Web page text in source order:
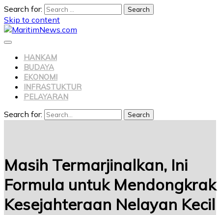
Search for:
Skip to content
HANKAM
BUDAYA
EKONOMI
INFRASTUKTUR
PELAYARAN
Search for: Search
Masih Termarjinalkan, Ini
Formula untuk Mendongkrak
Kesejahteraan Nelayan Kecil